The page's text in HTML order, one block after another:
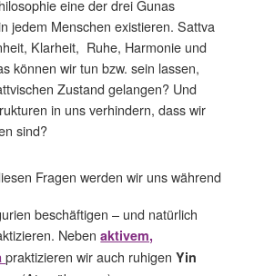
eine der drei Gunas
jedem Menschen existieren. Sattva
Klarheit, Ruhe, Harmonie und
können wir tun bzw. sein lassen,
Zustand gelangen? Und
in uns verhindern, dass wir
sind?
Fragen werden wir uns während
beschäftigen – und natürlich
Nebenaktivem,
praktizieren wir auch ruhigen Yin